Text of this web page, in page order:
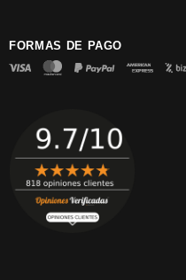
FORMAS DE PAGO